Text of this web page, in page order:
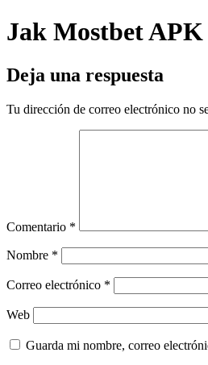
Jak Mostbet APK
Deja una respuesta
Tu dirección de correo electrónico no
Comentario *
Nombre *
Correo electrónico *
Web
Guarda mi nombre, correo